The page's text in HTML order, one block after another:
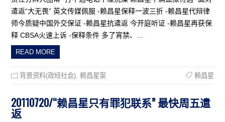
遣返“大无畏” 英文传媒佩服 -赖昌星保释一波三折 -赖昌星代辩律
师今质疑中国外交保证 -赖昌星抗遣返 今开庭听证 -赖昌星再获保
释 CBSA火速上诉 -保释条件 多了宵禁、…
READ MORE
背景资料(政经社会) ,赖昌星案 赖昌星
20110720/“赖昌星只有罪犯联系” 最快周五遣
返